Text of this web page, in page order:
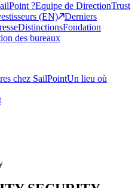
?Equipe de DirectionTrust
(EN)
Derniers
DistinctionsFondation
des bureaux
chez SailPointUn lieu où